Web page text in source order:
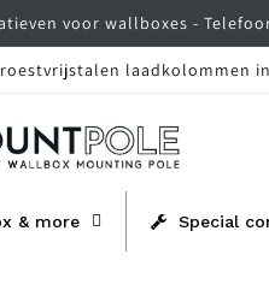
voor wallboxes -
laadkolommen
& more Special